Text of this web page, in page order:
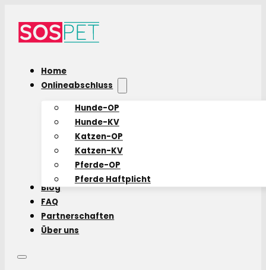
Home
Onlineabschluss
Hunde-OP
Hunde-KV
Katzen-OP
Katzen-KV
Pferde-OP
Pferde Haftplicht
Blog
FAQ
Partnerschaften
Über uns